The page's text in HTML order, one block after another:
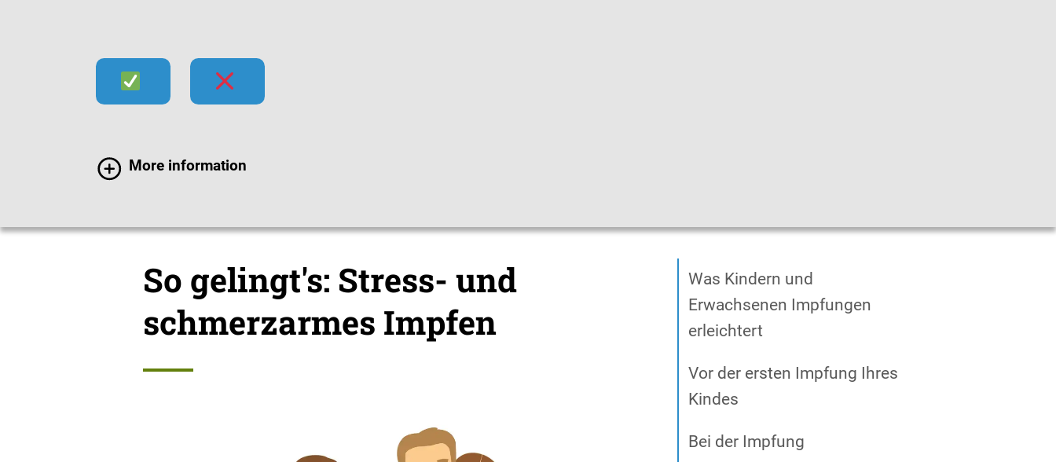
More information
Impfen
So gelingt's: Stress- und
schmerzarmes Impfen
Was Kindern und
Erwachsenen Impfungen
erleichtert
Vor der ersten Impfung Ihres
Kindes
Bei der Impfung